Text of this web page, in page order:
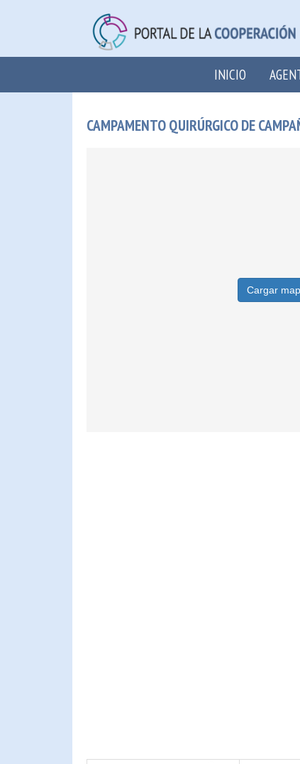
INICIO
CAMPAMENTO QUIRÚRGICO DE
Cargar